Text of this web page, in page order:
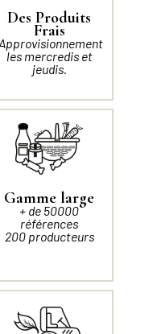
Des Produits
Frais
les mercredis et
jeudis.
Gamme large
+ de 50000
références
200 producteurs